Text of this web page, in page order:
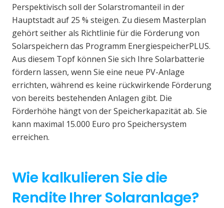
Perspektivisch soll der Solarstromanteil in der
Hauptstadt auf 25 % steigen. Zu diesem Masterplan
gehört seither als Richtlinie für die Förderung von
Solarspeichern das Programm EnergiespeicherPLUS.
Aus diesem Topf können Sie sich Ihre Solarbatterie
fördern lassen, wenn Sie eine neue PV-Anlage
errichten, während es keine rückwirkende Förderung
von bereits bestehenden Anlagen gibt. Die
Förderhöhe hängt von der Speicherkapazität ab. Sie
kann maximal 15.000 Euro pro Speichersystem
erreichen.
Wie kalkulieren Sie die
Rendite Ihrer Solaranlage?